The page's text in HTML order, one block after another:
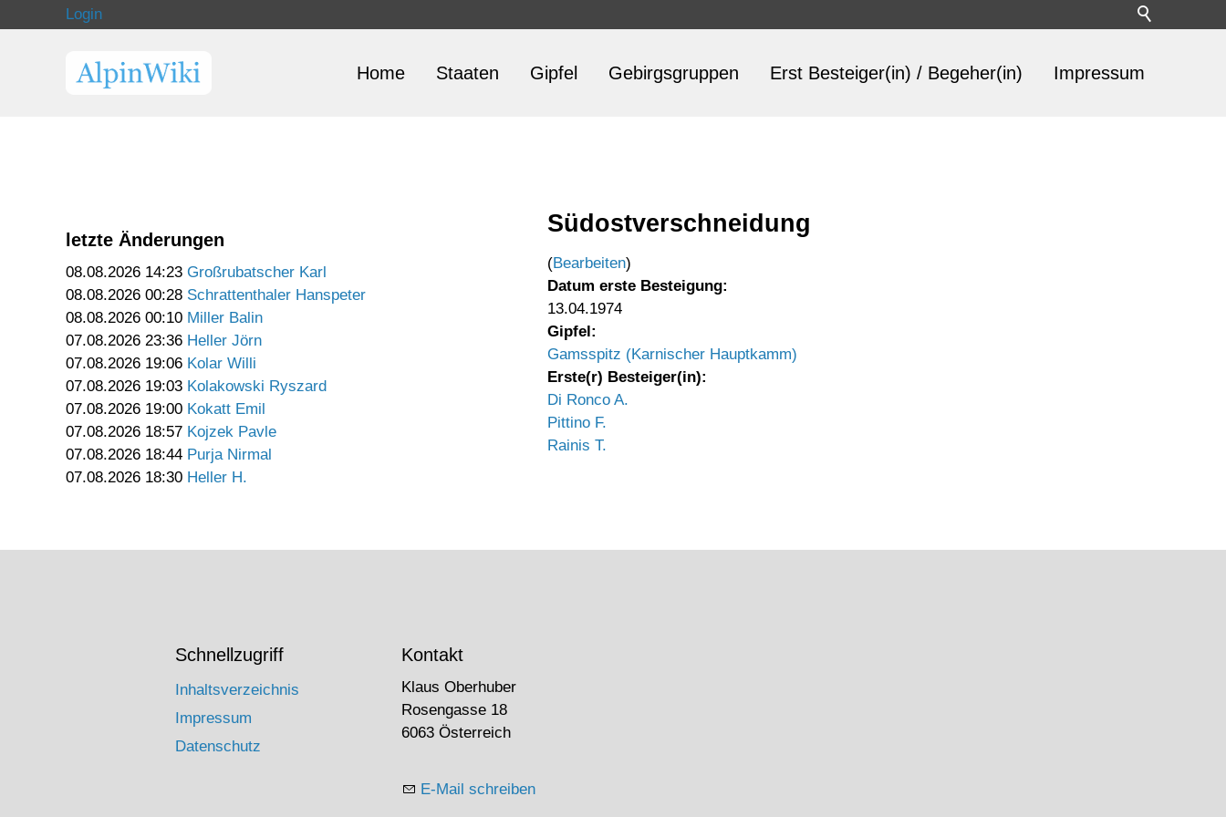
Login
Home Staaten Gipfel Gebirgsgruppen Erst Besteiger(in) / Begeher(in) Impressum
letzte Änderungen
08.08.2026 14:23 Großrubatscher Karl
08.08.2026 00:28 Schrattenthaler Hanspeter
08.08.2026 00:10 Miller Balin
07.08.2026 23:36 Heller Jörn
07.08.2026 19:06 Kolar Willi
07.08.2026 19:03 Kolakowski Ryszard
07.08.2026 19:00 Kokatt Emil
07.08.2026 18:57 Kojzek Pavle
07.08.2026 18:44 Purja Nirmal
07.08.2026 18:30 Heller H.
Südostverschneidung
(Bearbeiten)
Datum erste Besteigung:
13.04.1974
Gipfel:
Gamsspitz (Karnischer Hauptkamm)
Erste(r) Besteiger(in):
Di Ronco A.
Pittino F.
Rainis T.
Schnellzugriff
Inhaltsverzeichnis
Impressum
Datenschutz
Kontakt
Klaus Oberhuber
Rosengasse 18
6063 Österreich
E-Mail schreiben